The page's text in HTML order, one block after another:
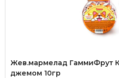
Жев.мармелад ГаммиФрут
джемом 10гр